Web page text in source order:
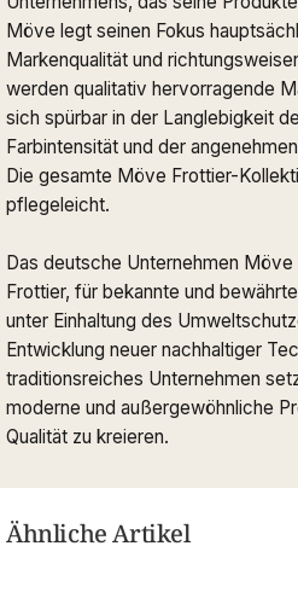
Möve legt seinen Fokus
Markenqualität und
werden qualitativ hervorragende
sich spürbar in der Langlebigkeit
Farbintensität und der
Die gesamte Möve Frottier-
pflegeleicht.
Das deutsche Unternehmen
Frottier, für bekannte und
unter Einhaltung des
Entwicklung neuer nachhaltiger
traditionsreiches Unternehmen
moderne und außergewöhnliche
Qualität zu kreieren.
Ähnliche Artikel